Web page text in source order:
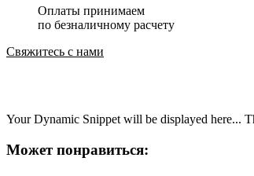
Оплаты принимаем
по безналичному расчету
Свяжитесь с нами
Your Dynamic Snippet will be displayed here...
Может понравиться: